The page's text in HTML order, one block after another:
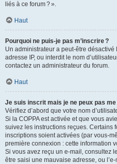
liés à ce forum ? ».
Haut
Pourquoi ne puis-je pas m’inscrire ?
Un administrateur a peut-être
adresse IP, ou interdit le nom
contactez un administrateur du forum.
Haut
Je suis inscrit mais je ne peux pas
Vérifiez d’abord que votre nom
Si la COPPA est activée et que vous
suivez les instructions reçues. Certains
inscriptions soient activées (par vous-
première connexion : cette information
Si vous avez reçu un e-mail, consultez
être saisi une mauvaise adresse, ou